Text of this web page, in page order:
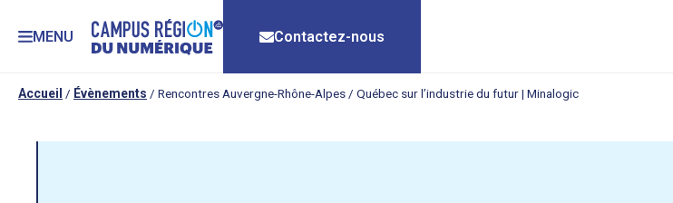
MENU Contactez-nous
Accueil / Évènements / Rencontres Auvergne-Rhône-Alpes / Québec sur l’industrie du futur | Minalogic